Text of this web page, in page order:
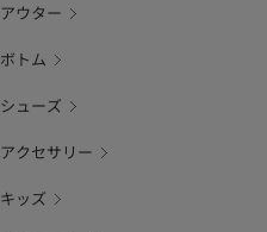
アウター
ボトム
シューズ
アクセサリー
キッズ